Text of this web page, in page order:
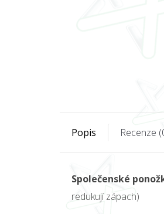
Popis Recenze
Společenské
redukují zápach)